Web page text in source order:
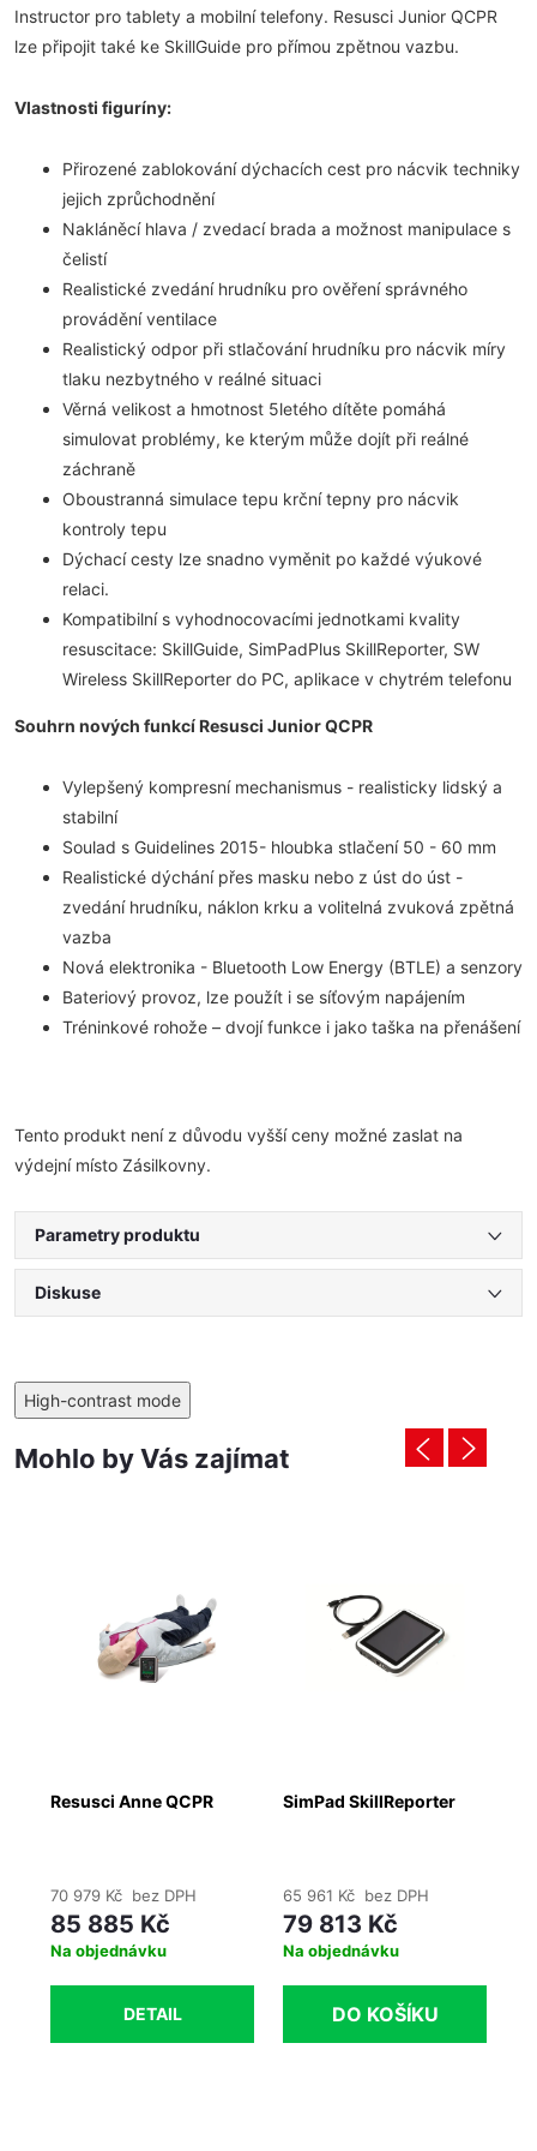
Instructor pro tablety a mobilní telefony. Resusci Junior QCPR
lze připojit také ke SkillGuide pro přímou zpětnou vazbu.
Vlastnosti figuríny:
Přirozené zablokování dýchacích cest pro nácvik techniky
jejich zprůchodnění
Nakláněcí hlava / zvedací brada a možnost manipulace s
čelistí
Realistické zvedání hrudníku pro ověření správného
provádění ventilace
Realistický odpor při stlačování hrudníku pro nácvik míry
tlaku nezbytného v reálné situaci
Věrná velikost a hmotnost 5letého dítěte pomáhá
simulovat problémy, ke kterým může dojít při reálné
záchraně
Oboustranná simulace tepu krční tepny pro nácvik
kontroly tepu
Dýchací cesty lze snadno vyměnit po každé výukové
relaci.
Kompatibilní s vyhodnocovacími jednotkami kvality
resuscitace: SkillGuide, SimPadPlus SkillReporter, SW
Wireless SkillReporter do PC, aplikace v chytrém telefonu
Souhrn nových funkcí Resusci Junior QCPR
Vylepšený kompresní mechanismus - realisticky lidský a
stabilní
Soulad s Guidelines 2015- hloubka stlačení 50 - 60 mm
Realistické dýchání přes masku nebo z úst do úst -
zvedání hrudníku, náklon krku a volitelná zvuková zpětná
vazba
Nová elektronika - Bluetooth Low Energy (BTLE) a senzory
Bateriový provoz, lze použít i se síťovým napájením
Tréninkové rohože – dvojí funkce i jako taška na přenášení
Tento produkt není z důvodu vyšší ceny možné zaslat na
výdejní místo Zásilkovny.
Parametry produktu
Diskuse
High-contrast mode
Mohlo by Vás zajímat
Resusci Anne QCPR
70 979 Kč bez DPH
85 885 Kč
Na objednávku
DETAIL
SimPad SkillReporter
65 961 Kč bez DPH
79 813 Kč
Na objednávku
DO KOŠÍKU